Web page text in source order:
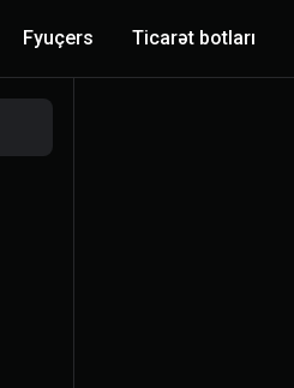
Fyuçers Ticarət botları